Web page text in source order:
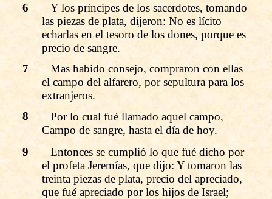
6
Y los príncipes de los sacerdotes, tomando
las piezas de plata, dijeron: No es lícito
echarlas en el tesoro de los dones, porque es
precio de sangre.
7
Mas habido consejo, compraron con ellas
el campo del alfarero, por sepultura para los
extranjeros.
8
Por lo cual fué llamado aquel campo,
Campo de sangre, hasta el día de hoy.
9
Entonces se cumplió lo que fué dicho por
el profeta Jeremías, que dijo: Y tomaron las
treinta piezas de plata, precio del apreciado,
que fué apreciado por los hijos de Israel;